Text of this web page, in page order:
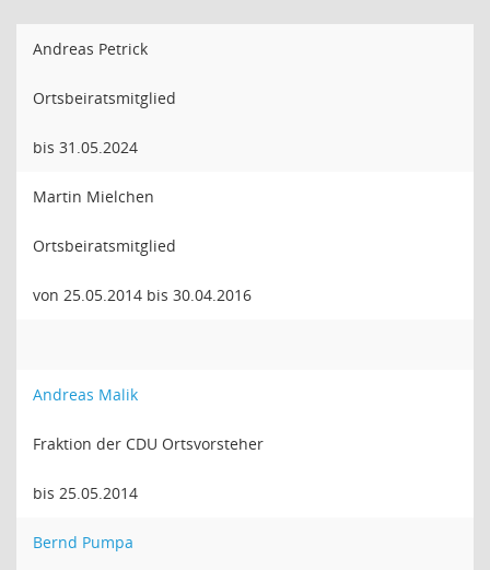
Andreas Petrick
Ortsbeiratsmitglied
bis 31.05.2024
Martin Mielchen
Ortsbeiratsmitglied
von 25.05.2014 bis 30.04.2016
Andreas Malik
Fraktion der CDU Ortsvorsteher
bis 25.05.2014
Bernd Pumpa